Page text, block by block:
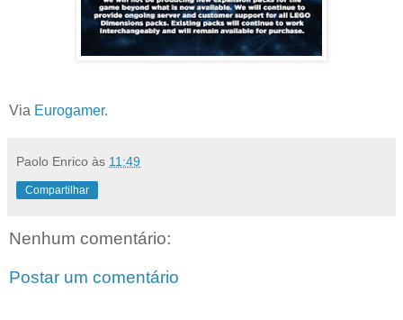
Via Eurogamer.
Paolo Enrico às 11:49
Compartilhar
Nenhum comentário:
Postar um comentário